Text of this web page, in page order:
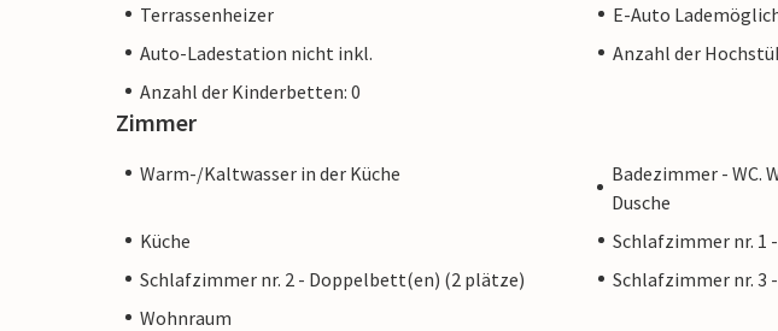
Terrassenheizer
E-Auto
Auto-Ladestation nicht inkl.
Anzahl der
Anzahl der Kinderbetten: 0
Zimmer
Warm-/Kaltwasser in der Küche
Badezimmer - WC.
Dusche
Küche
Schlafzimmer nr. 1
Schlafzimmer nr. 2 - Doppelbett(en) (2 plätze)
Schlafzimmer nr. 3
Wohnraum